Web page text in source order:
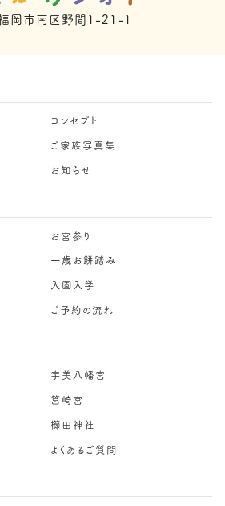
岡市南区野間1-21-1
コンセプト
ご家族写真集
お知らせ
お宮参り
一歳お餅踏み
入園入学
ご予約の流れ
宇美八幡宮
筥崎宮
櫛田神社
よくあるご質問